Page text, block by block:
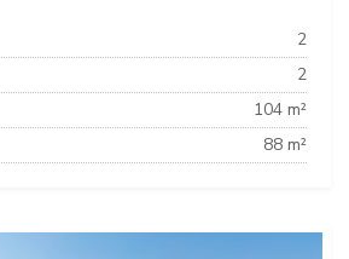
2
2
104 m²
88 m²